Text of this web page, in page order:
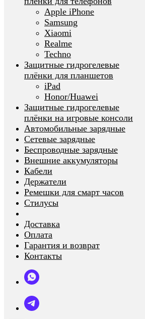
Apple iPhone
Samsung
Xiaomi
Realme
Techno
Защитные гидрогелевые
плёнки для планшетов
iPad
Honor/Huawei
Защитные гидрогелевые
плёнки на игровые консоли
Автомобильные зарядные
Сетевые зарядные
Беспроводные зарядные
Внешние аккумуляторы
Кабели
Держатели
Ремешки для смарт часов
Стилусы
Доставка
Оплата
Гарантия и возврат
Контакты